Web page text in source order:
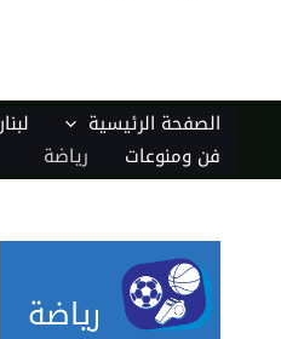
الصفحة الرئيسية
فن ومنوعات
رياضة
رياضة